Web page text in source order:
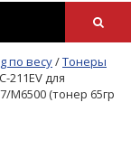
по весу/Тонеры
211EV для
M6500 (тонер 65гр